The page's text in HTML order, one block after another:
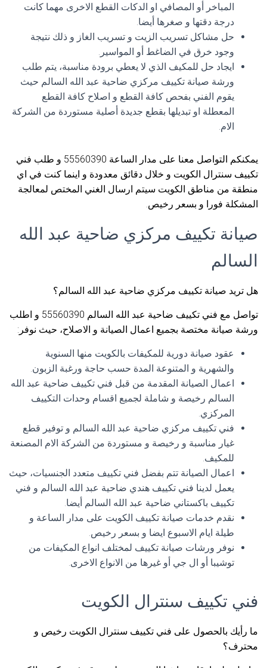
المباخر أو المصافي او الدكات القطع الاخرى مهما كانت
درجة دقتها و صغرها أيضا.
حل مشاكل تسريب الزيت و تسريب الغاز و ذلك نتيجة
وجود خرق في الضاغط أو المواسير.
ايجاد حل للمكيف الذي لا يعطي برودة مناسبة، يتم طلب
ورشة صيانة تكييف مركزي ضاحية عبد الله السالم حيث
يقوم الفني بفحص كافة القطع و اصلاح كافة القطع
المعطلة او تبديلها بقطع جديدة أصلية مستوردة من الشركة
الام.
يمكنكم التواصل معنا على مدار الساعة 55560390 و طلب فني
تكييف سنترال الكويت و خلال دقائق معدودة و اينما كنت في اي
منطقة من مناطق الكويت سيتم ارسال الغني المختص لمعالجة
المشكلة فورا و بسعر رخيص.
صيانة تكييف مركزي ضاحية عبد الله
السالم
هل تريد صيانة تكييف مركزي ضاحية عبد الله السالم؟
تواصل مع فني تكييف ضاحية عبد الله السالم 55560390 و اطلب
ورشة صيانة مختصة بجميع اعمال الصيانة و الاصلاح، حيث نوفر:
عقود صيانة دورية للمكيفات بالكويت منها السنوية
والشهرية و المتنوعة المدة حسب حاجة ورغبة الزبون.
اعمال الصيانة المقدمة من قبل فني تكييف ضاحية عبد الله
السالم رخيصة و شاملة لجميع اقسام وحدات التكييف
المركزي.
فني تكييف مركزي ضاحية عبد الله السالم و توفير قطع
غيار مناسبة و رخيصة و مستوردة من الشركة الام المصنعة
للمكيف.
اعمال الصيانة تتم بفضل فني تكييف متعدد الجنسيات، حيث
يعمل لدينا فني تكييف هندي ضاحية عبد الله السالم و فني
تكييف باكستاني ضاحية عبد الله السالم أيضا.
نقدم خدمات صيانة تكييف الكويت على مدار الساعة و
طيلة ايام الاسبوع ايضا و بسعر رخيص.
نوفر ورشات صيانة تكييف لمختلف انواع المكيفات من
توشيبا أو ال جي أو غيرها من الانواع الاخرى.
فني تكييف سنترال الكويت
ما رأيك بالحصول على فني تكييف سنترال الكويت رخيص و
محترف؟